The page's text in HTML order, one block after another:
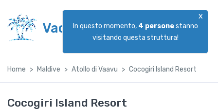
Vacanzeggiando
x
In questo momento, 4 personestanno
visitando questa struttura!
Home Maldive Atollo di Vaavu Cocogiri Island Resort
Cocogiri Island Resort